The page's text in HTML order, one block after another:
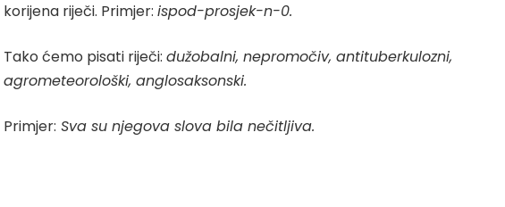
korijena riječi. Primjer: ispod-prosjek-n-0.
Tako ćemo pisati riječi: dužobalni, nepromočiv, antituberkulozni,
agrometeorološki, anglosaksonski.
Primjer: Sva su njegova slova bila nečitljiva.